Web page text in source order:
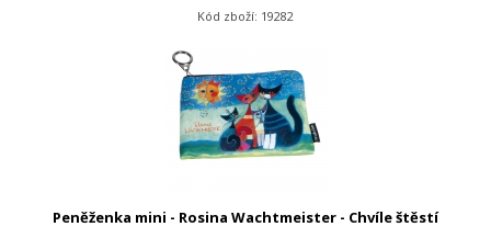
Kód zboží: 19282
Peněženka mini - Rosina Wachtmeister - Chvíle štěstí